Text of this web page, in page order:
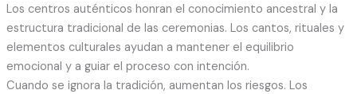
Los centros auténticos honran el conocimiento ancestral y la
estructura tradicional de las ceremonias. Los cantos, rituales y
elementos culturales ayudan a mantener el equilibrio
emocional y a guiar el proceso con intención.
Cuando se ignora la tradición, aumentan los riesgos. Los